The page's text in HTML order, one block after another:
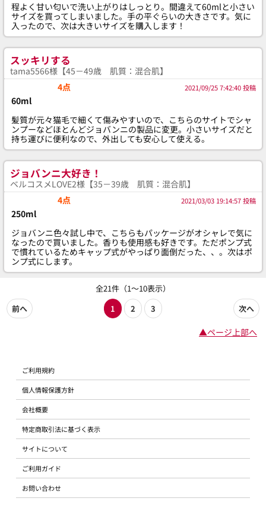
程よく甘い匂いで洗い上がりはしっとり。間違えて60mlと小さい
サイズを買ってしまいました。手の平ぐらいの大きさです。気に
入ったので、次は大きいサイズを購入します！
スッキリする
tama5566様【45－49歳 肌質：混合肌】
4点
2021/09/25 7:42:40 投稿
60ml
髪質が元々猫毛で細くて傷みやすいので、こちらのサイトでシャ
ンプーなどほとんどジョバンニの製品に変更。小さいサイズだと
持ち運びに便利なので、外出しても安心して使える。
ジョバンニ大好き！
ベルコスメLOVE2様【35－39歳 肌質：混合肌】
4点
2021/03/03 19:14:57 投稿
250ml
ジョバンニ色々試し中で、こちらもパッケージがオシャレで気に
なったので買いました。香りも使用感も好きです。ただポンプ式
で慣れているためキャップ式がやっぱり面倒だった、、。次はポ
ンプ式にします。
全21件（1～10表示）
前へ
1 2 3 次へ
▲ページ上部へ
ご利用規約
個人情報保護方針
会社概要
特定商取引法に基づく表示
サイトについて
ご利用ガイド
お問い合わせ